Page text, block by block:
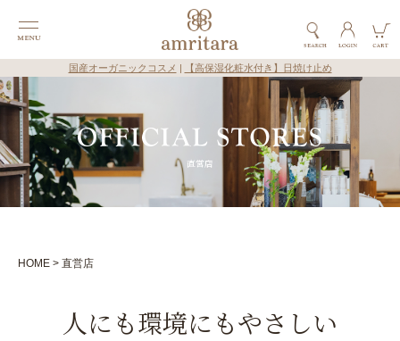
国産オーガニックコスメ 【高保湿化粧水付き】日焼け止め
直営店
HOME 直営店
人にも環境にもやさしい